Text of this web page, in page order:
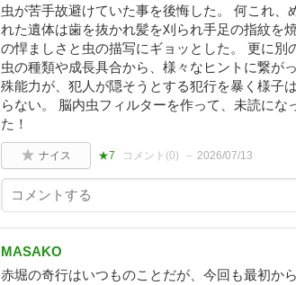
虫が苦手故避けていた事を後悔した。 何これ、
れた遺体は歯を抜かれ髪を刈られ手足の指紋を
の悍ましさと虫の描写にギョッとした。 更に別
虫の種類や成長具合から、様々なヒントに繋が
殊能力が、犯人が隠そうとする犯行を暴く様子
らない。 脳内虫フィルターを作って、未読にな
た！
ナイス ★7 コメント(0) 2026/07/13
MASAKO
赤堀の奇行はいつものことだが、今回も最初か